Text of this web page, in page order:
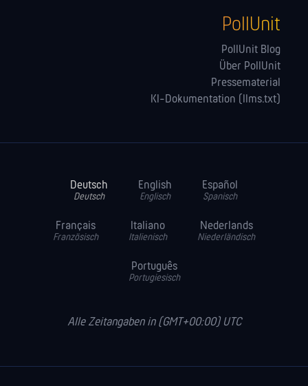
PollUnit
PollUnit Blog
Über PollUnit
Pressematerial
KI-Dokumentation (llms.txt)
Deutsch
Deutsch
English
Englisch
Español
Spanisch
Français
Französisch
Italiano
Italienisch
Nederlands
Niederländisch
Português
Portugiesisch
Alle Zeitangaben in (GMT+00:00) UTC